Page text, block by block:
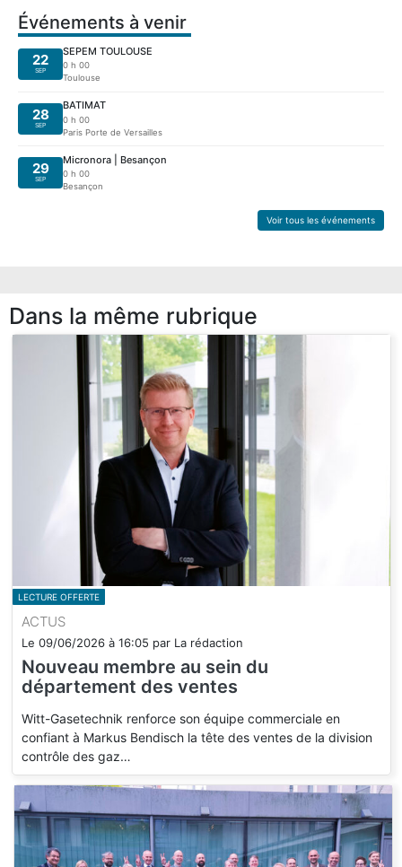
Événements à venir
22
SEP
SEPEM TOULOUSE
0 h 00
Toulouse
28
SEP
BATIMAT
0 h 00
Paris Porte de Versailles
29
SEP
Micronora | Besançon
0 h 00
Besançon
Voir tous les événements
Dans la même rubrique
LECTURE OFFERTE
ACTUS
Le 09/06/2026 à 16:05 par La rédaction
Nouveau membre au sein du
département des ventes
Witt-Gasetechnik renforce son équipe commerciale en
confiant à Markus Bendisch la tête des ventes de la division
contrôle des gaz…